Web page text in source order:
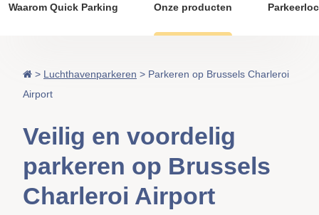
Waarom Quick Parking Onze producten
> Luchthavenparkeren > Parkeren op Brussels Charleroi
Airport
Veilig en voordelig
parkeren op Brussels
Charleroi Airport